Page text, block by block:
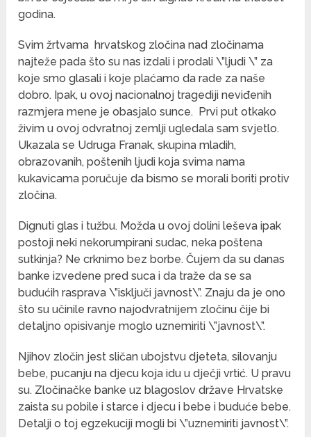
godina.
Svim žrtvama hrvatskog zločina nad zločinama
najteže pada što su nas izdali i prodali \”ljudi \” za
koje smo glasali i koje plaćamo da rade za naše
dobro. Ipak, u ovoj nacionalnoj tragediji neviđenih
razmjera mene je obasjalo sunce. Prvi put otkako
živim u ovoj odvratnoj zemlji ugledala sam svjetlo.
Ukazala se Udruga Franak, skupina mladih,
obrazovanih, poštenih ljudi koja svima nama
kukavicama poručuje da bismo se morali boriti protiv
zločina.
Dignuti glas i tužbu. Možda u ovoj dolini leševa ipak
postoji neki nekorumpirani sudac, neka poštena
sutkinja? Ne crknimo bez borbe. Čujem da su danas
banke izvedene pred suca i da traže da se sa
budućih rasprava \”isključi javnost\”. Znaju da je ono
što su učinile ravno najodvratnijem zločinu čije bi
detaljno opisivanje moglo uznemiriti \”javnost\”.
Njihov zločin jest sličan ubojstvu djeteta, silovanju
bebe, pucanju na djecu koja idu u dječji vrtić. U pravu
su. Zločinačke banke uz blagoslov države Hrvatske
zaista su pobile i starce i djecu i bebe i buduće bebe.
Detalji o toj egzekuciji mogli bi \”uznemiriti javnost\”.